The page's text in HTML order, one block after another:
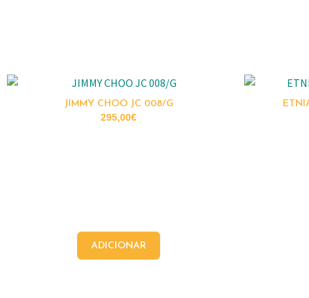
JIMMY CHOO JC 008/G
295,00€
ADICIONAR